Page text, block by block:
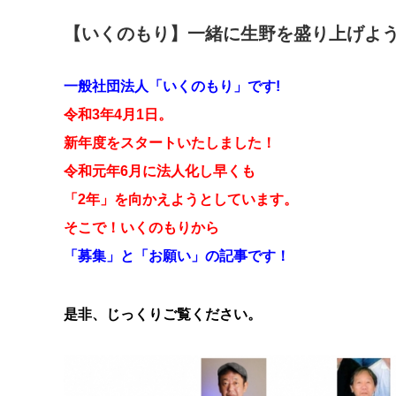
【いくのもり】一緒に生野を盛り上げよ
一般社団法人「いくのもり」です!
令和3年4月1日。
新年度をスタートいたしました！
令和元年6月に法人化し早くも
「2年」を向かえようとしています。
そこで！いくのもりから
「募集」と「お願い」の記事です！
是非、じっくりご覧ください。